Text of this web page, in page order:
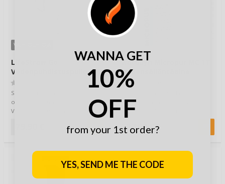
VAIHTOEHTOJA
LifeStraw Go
Vedenpuhdistuspullo
1000ml
Suurempi, litran vetoisuuden
omaava Lifestraw Go
Vedenpuhdistimella varustettu
Katadyn Micropur MC 1T
Vedensäilöntäaine
100kpl
vedensäilöntä kyky perustuu
hopean antibakteerisiin om…
27,90 €
WANNA GET
10%
OFF
from your 1st order?
YES, SEND ME THE CODE